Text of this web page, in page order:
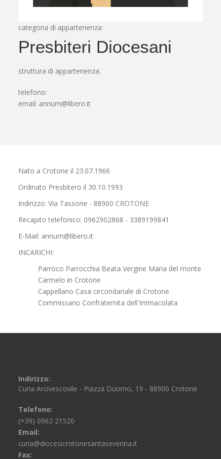
categoria di appartenenza:
Presbiteri Diocesani
struttura di appartenenza:
telefono:
email: annum@libero.it
Nato a Crotone il 23.07.1966
Ordinato Presbitero il 30.10.1993
Indirizzo: Via Tassone - 88900 CROTONE
Recapito telefonico: 0962902868 - 3389199841
E-Mail: annum@libero.it
INCARICHI:
Parroco Parrocchia Beata Vergine Maria del monte
Carmelo in Crotone
Cappellano Casa circondariale di Crotone
Commissario Confraternita dell'Immacolata
Indirizzo:
Curia Arcivescovile - Piazza Duomo, 19 - 88900 Crotone
Telefono:
(+39) 0962 21520
Email:
curia@diocesicrotonesantaseverina.it
Fax: